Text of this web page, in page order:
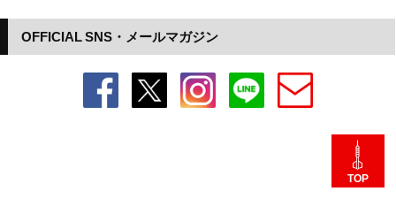
OFFICIAL SNS・メールマガジン
TOP